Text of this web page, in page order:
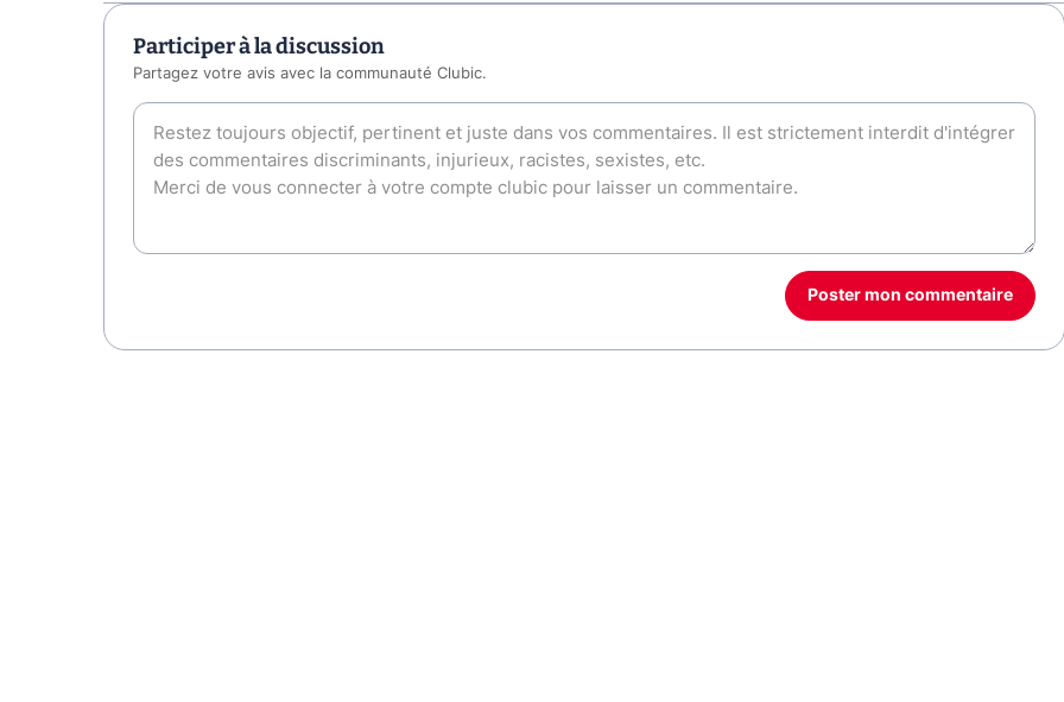
Participer à la discussion
Partagez votre avis avec la communauté Clubic.
Poster mon commentaire